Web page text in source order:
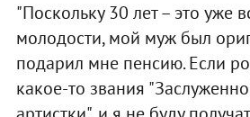
"Поскольку 30 лет – это уже
молодости, мой муж был
подарил мне пенсию. Если
какое-то звания